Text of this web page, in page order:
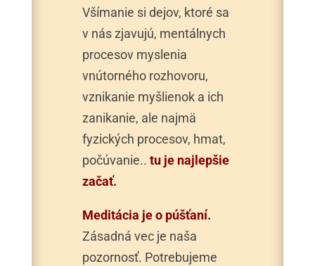
Všímanie si dejov, ktoré sa
v nás zjavujú, mentálnych
procesov myslenia
vnútorného rozhovoru,
vznikanie myšlienok a ich
zanikanie, ale najmä
fyzických procesov, hmat,
počúvanie.. tu je najlepšie
začať.
Meditácia je o púšťaní.
Zásadná vec je naša
pozornosť. Potrebujeme